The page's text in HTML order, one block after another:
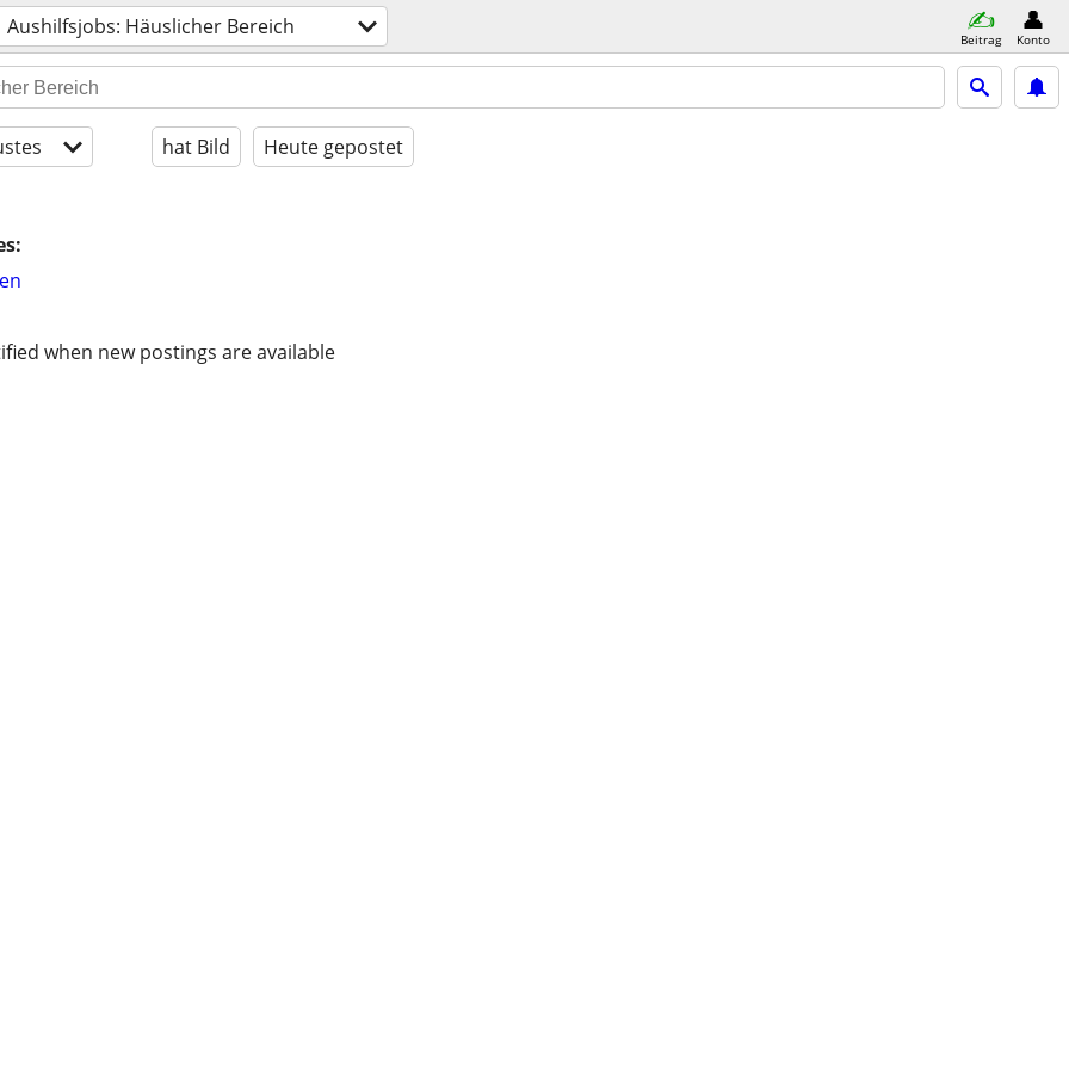
Aushilfsjobs: Häuslicher Bereich Beitrag Konto
hat Bild Heute gepostet
when new postings are available